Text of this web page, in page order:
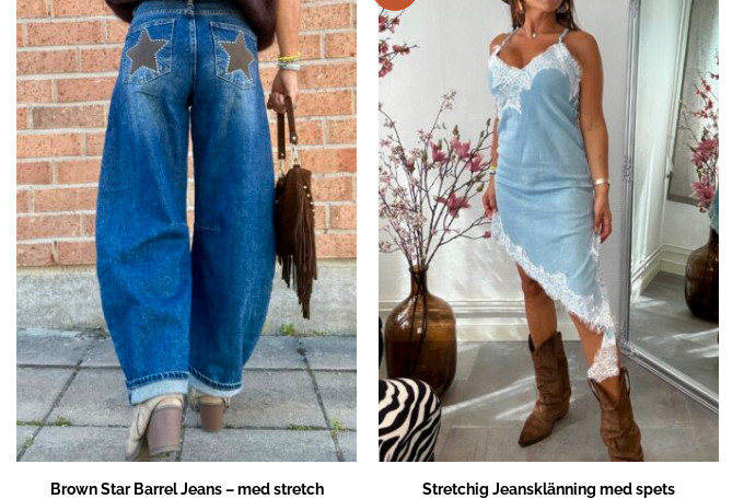
Brown Star Barrel Jeans – med stretch Stretchig Jeansklänning med spets